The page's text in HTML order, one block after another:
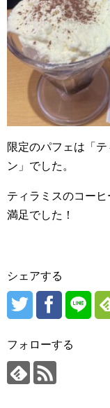
限定のパフェは「
ン」でした。
ティラミスのコー
満足でした！
シェアする
フォローする